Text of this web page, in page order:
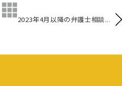
2023年4月以降の弁護士相談...